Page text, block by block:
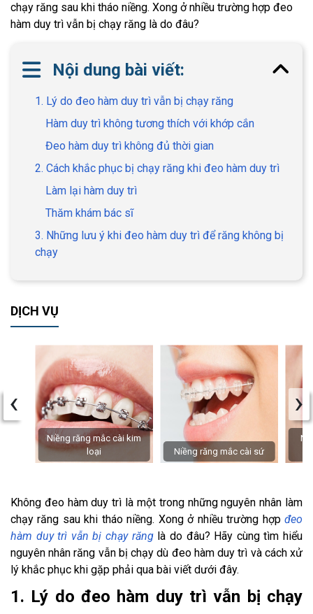
chạy răng sau khi tháo niềng. Xong ở nhiều trường hợp đeo
hàm duy trì vẫn bị chạy răng là do đâu?
Nội dung bài viết:
1. Lý do đeo hàm duy trì vẫn bị chạy răng
Hàm duy trì không tương thích với khớp cắn
Đeo hàm duy trì không đủ thời gian
2. Cách khắc phục bị chạy răng khi đeo hàm duy trì
Làm lại hàm duy trì
Thăm khám bác sĩ
3. Những lưu ý khi đeo hàm duy trì để răng không bị
chạy
DỊCH VỤ
Niềng răng mắc cài kim
loại
Niềng răng mắc cài sứ
‹ ›
Không đeo hàm duy trì là một trong những nguyên nhân làm
chạy răng sau khi tháo niềng. Xong ở nhiều trường hợp đeo
hàm duy trì vẫn bị chạy rănglà do đâu? Hãy cùng tìm hiểu
nguyên nhân răng vẫn bị chạy dù đeo hàm duy trì và cách xử
lý khắc phục khi gặp phải qua bài viết dưới đây.
1. Lý do đeo hàm duy trì vẫn bị chạy